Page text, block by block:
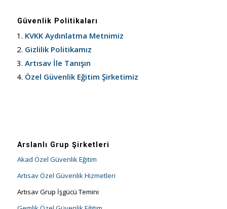
Güvenlik Politikaları
KVKK Aydınlatma Metnimiz
Gizlilik Politikamız
Artısav İle Tanışın
Özel Güvenlik Eğitim Şirketimiz
Arslanlı Grup Şirketleri
Akad Özel Güvenlik Eğitim
Artısav Özel Güvenlik Hizmetleri
Artısav Grup İşgücü Temini